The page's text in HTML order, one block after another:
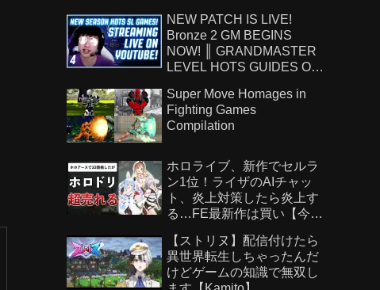
NEW PATCH IS LIVE!
Bronze 2 GM BEGINS
NOW! ║ GRANDMASTER
LEVEL HOTS GUIDES ON
Super Move Homages in
Fighting Games
Compilation
ホロライブ、新作でセルラ
ン1位！ライザのAIチャッ
ト、炎上対策したら炎上す
る…FE最新作は買い【今週
【ストリヌ】配信付けたら
異世界転生しちゃったんだ
けどゲームの知識で無双し